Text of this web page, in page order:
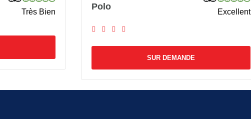
Très Bien
Polo
Excellent
SUR DEMANDE